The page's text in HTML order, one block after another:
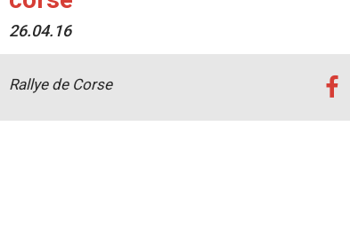
26.04.16
Rallye de Corse